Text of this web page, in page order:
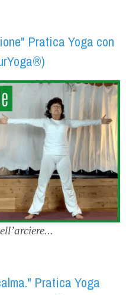
Pratica Yoga con
Pratica Yoga